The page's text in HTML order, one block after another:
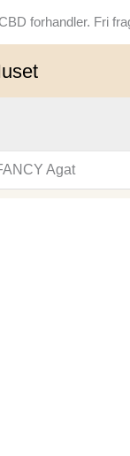
forhandler. Fri
Agat